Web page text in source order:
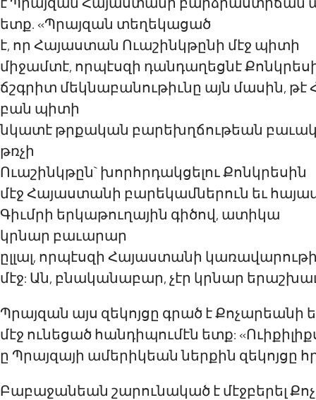
է Պրայզան Հայաստանի բարձրաստիճան
ետք. «Պրայզան տեղեկացած
է, որ Հայաստան Ուաշինկթընի մէջ պիտի
միջամտէ, որպէսզի դանդաղեցն է
ճշգրիտ մեկնաբանութիւնը այն մասին,
բան պիտի
նկատէ թրքական բարեխղճութեան
թռչի
Ուաշինկթըն` խորհրդակցելուՔոնկրես ին
մէջ Հայաստանի բարեկամներուն եւ
Գիւմրի երկաթուղային գիծով, ատիկա
կրնար բաւարար
ըլլալ, որպէսզի Հայաստանի
մէջ: Ան, բնականաբար, չէր կրնար
Պրայզան այս զեկոյցը գրած է Քոչարեանի
մէջ ունեցած հանդիպումէն ետք: «
ը Պրայզայի ամերիկեան ներքին զեկոյցը
Բաբաջանեան շարունակած է մէջբերել